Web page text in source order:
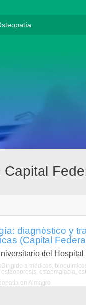
diagnóstico y
(Capital
del Hospital
a médicos,
osteoporosis, osteomalacia,
en Almagro